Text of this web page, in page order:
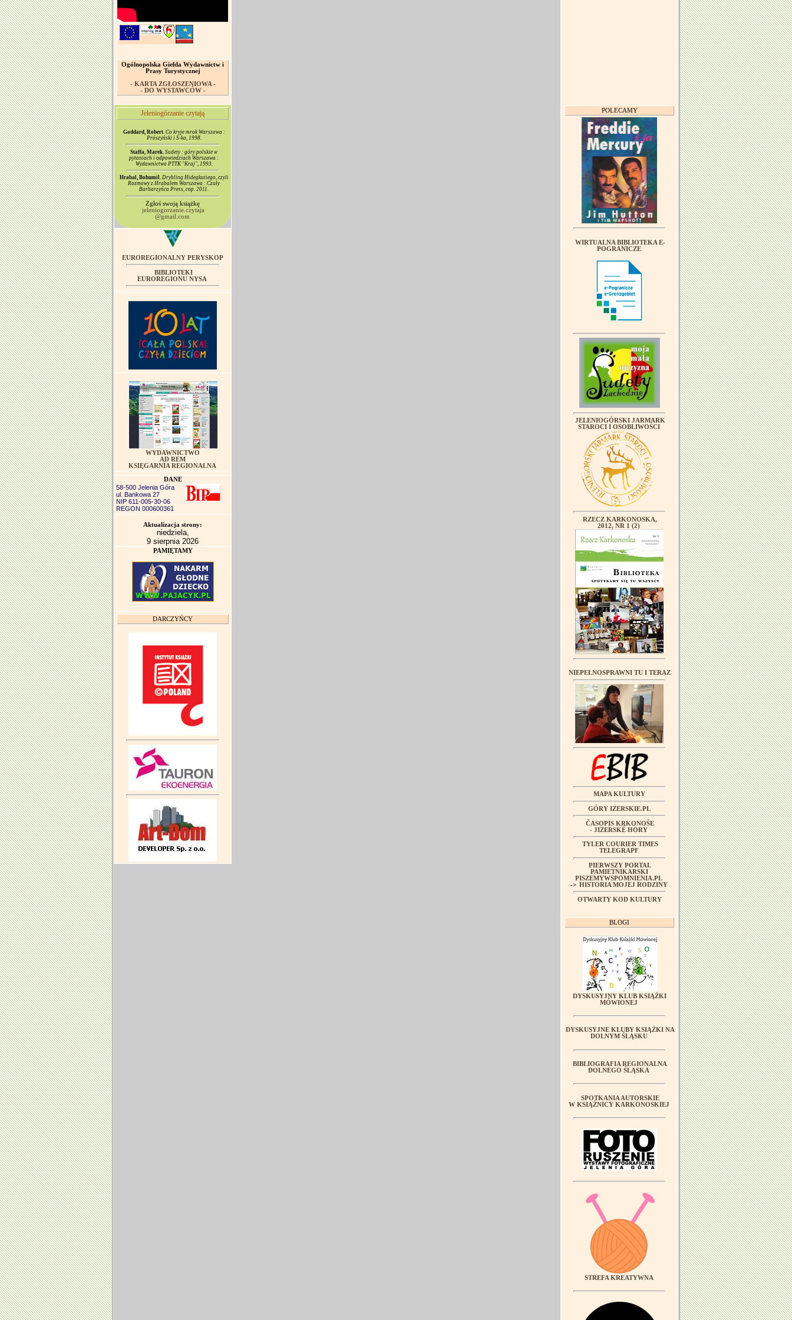
Ogólnopolska Giełda Wydawnictw i
Prasy Turystycznej
- KARTA ZGŁOSZENIOWA -
- DO WYSTAWCÓW -
Jeleniogórzanie czytają
Goddard, Robert. Co kryje mrok Warszawa :
Prószyński i S-ka, 1998.
Staffa, Marek. Sudety : góry polskie w
pytaniach i odpowiedziach Warszawa :
Wydawnictwo PTTK "Kraj", 1993.
Hrabal, Bohumil. Drybling Hidegkutiego, czyli
Rozmowy z Hrabalem Warszawa : Czuły
Barbarzyńca Press, cop. 2011.
Zgłoś swoją książkę
jeleniogorzanie.czytaja
@gmail.com
EUROREGIONALNY PERYSKOP
BIBLIOTEKI
EUROREGIONU NYSA
WYDAWNICTWO
AD REM
KSIĘGARNIA REGIONALNA
DANE
58-500 Jelenia Góra
ul. Bankowa 27
NIP 611-005-30-06
REGON 000600361
Aktualizacja strony:
niedziela,
9 sierpnia 2026
PAMIĘTAMY
DARCZYŃCY
POLECAMY
WIRTUALNA BIBLIOTEKA E-
POGRANICZE
JELENIOGÓRSKI JARMARK
STAROCI I OSOBLIWOŚCI
RZECZ KARKONOSKA,
2012, NR 1 (2)
NIEPEŁNOSPRAWNI TU I TERAZ
MAPA KULTURY
GÓRY IZERSKIE.PL
ČASOPIS KRKONOŠE
- JIZERSKÉ HORY
TYLER COURIER TIMES
TELEGRAPF
PIERWSZY PORTAL
PAMIETNIKARSKI
PISZEMYWSPOMNIENIA.PL
-> HISTORIA MOJEJ RODZINY
OTWARTY KOD KULTURY
BLOGI
DYSKUSYJNY KLUB KSIĄŻKI
MÓWIONEJ
DYSKUSYJNE KLUBY KSIĄŻKI NA
DOLNYM ŚLĄSKU
BIBLIOGRAFIA REGIONALNA
DOLNEGO ŚLĄSKA
SPOTKANIA AUTORSKIE
W KSIĄŻNICY KARKONOSKIEJ
STREFA KREATYWNA